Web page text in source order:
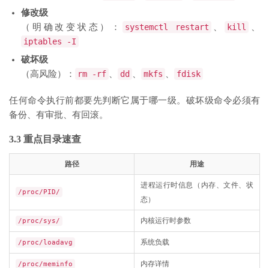
修改级
（明确改变状态）：
systemctl restart kill
iptables -I
破坏级
（高风险）：
rm -rf dd mkfs fdisk
任何命令执行前都要先判断它属于哪一级。破坏级命令必须有
备份、有审批、有回滚。
3.3 重点目录速查
路径 用途
/proc/PID/
进程运行时信息（内存、文件、状
态）
/proc/sys/ 内核运行时参数
/proc/loadavg 系统负载
/proc/meminfo 内存详情